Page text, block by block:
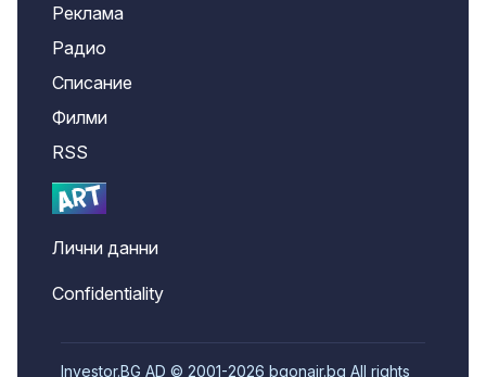
Реклама
Радио
Списание
Филми
RSS
Лични данни
Confidentiality
Investor.BG AD © 2001-2026 bgonair.bg All rights